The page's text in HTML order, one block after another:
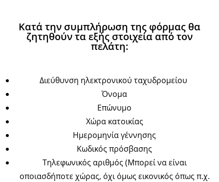
Κατά την συμπλήρωση της φόρμας θα
ζητηθούν τα εξής στοιχεία από τον
πελάτη:
Διεύθυνση ηλεκτρονικού ταχυδρομείου
Όνομα
Επώνυμο
Χώρα κατοικίας
Ημερομηνία γέννησης
Κωδικός πρόσβασης
Τηλεφωνικός αριθμός (Μπορεί να είναι
οποιασδήποτε χώρας, όχι όμως εικονικός όπως π.χ.